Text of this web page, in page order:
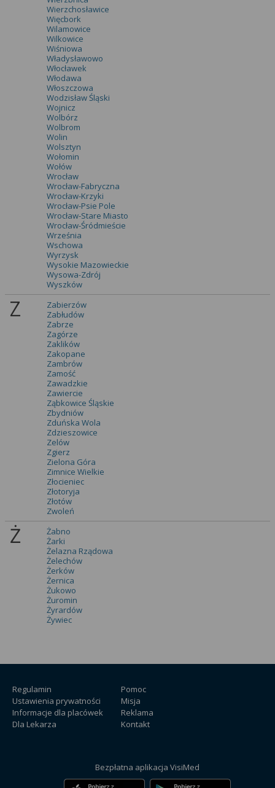
Wierzchosławice
Więcbork
Wilamowice
Wilkowice
Wiśniowa
Władysławowo
Włocławek
Włodawa
Włoszczowa
Wodzisław Śląski
Wojnicz
Wolbórz
Wolbrom
Wolin
Wolsztyn
Wołomin
Wołów
Wrocław
Wrocław-Fabryczna
Wrocław-Krzyki
Wrocław-Psie Pole
Wrocław-Stare Miasto
Wrocław-Śródmieście
Września
Wschowa
Wyrzysk
Wysokie Mazowieckie
Wysowa-Zdrój
Wyszków
Z
Zabierzów
Zabłudów
Zabrze
Zagórze
Zaklików
Zakopane
Zambrów
Zamość
Zawadzkie
Zawiercie
Ząbkowice Śląskie
Zbydniów
Zduńska Wola
Zdzieszowice
Zelów
Zgierz
Zielona Góra
Zimnice Wielkie
Złocieniec
Złotoryja
Złotów
Zwoleń
Ż
Żabno
Żarki
Żelazna Rządowa
Żelechów
Żerków
Żernica
Żukowo
Żuromin
Żyrardów
Żywiec
Regulamin
Ustawienia prywatności
Informacje dla placówek
Dla Lekarza
Pomoc
Misja
Reklama
Kontakt
Bezpłatna aplikacja VisiMed